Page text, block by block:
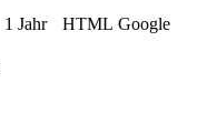
1 Jahr HTML Google